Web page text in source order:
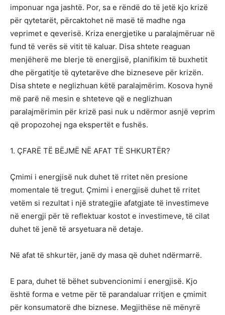
imponuar nga jashtë. Por, sa e rëndë do të jetë kjo krizë
për qytetarët, përcaktohet në masë të madhe nga
veprimet e qeverisë. Kriza energjetike u paralajmëruar në
fund të verës së vitit të kaluar. Disa shtete reaguan
menjëherë me blerje të energjisë, planifikim të buxhetit
dhe përgatitje të qytetarëve dhe bizneseve për krizën.
Disa shtete e neglizhuan këtë paralajmërim. Kosova hynë
më parë në mesin e shteteve që e neglizhuan
paralajmërimin për krizë pasi nuk u ndërmor asnjë veprim
që propozohej nga ekspertët e fushës.
1. ÇFARË TË BËJMË NË AFAT TË SHKURTËR?
Çmimi i energjisë nuk duhet të rritet nën presione
momentale të tregut. Çmimi i energjisë duhet të rritet
vetëm si rezultat i një strategjie afatgjate të investimeve
në energji për të reflektuar kostot e investimeve, të cilat
duhet të jenë të arsyetuara në detaje.
Në afat të shkurtër, janë dy masa që duhet ndërmarrë.
E para, duhet të bëhet subvencionimi i energjisë. Kjo
është forma e vetme për të parandaluar rritjen e çmimit
për konsumatorë dhe biznese. Megjithëse në mënyrë